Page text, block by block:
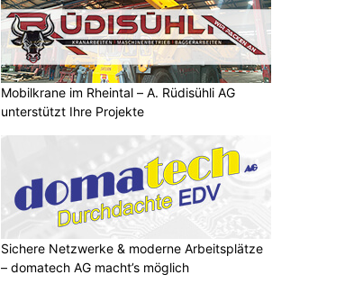
Mobilkrane im Rheintal – A. Rüdisühli AG
unterstützt Ihre Projekte
Sichere Netzwerke & moderne Arbeitsplätze
– domatech AG macht’s möglich